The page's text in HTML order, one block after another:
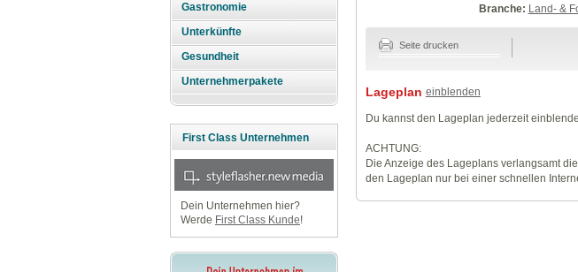
Gastronomie
Unterkünfte
Gesundheit
Unternehmerpakete
First Class Unternehmen
Dein Unternehmen hier?
Werde First Class Kunde!
Branche: Land- &
Seite drucken
Lageplan einblenden
Du kannst den Lageplan jederzeit
ACHTUNG:
Die Anzeige des Lageplans verlangsamt
den Lageplan nur bei einer schnellen